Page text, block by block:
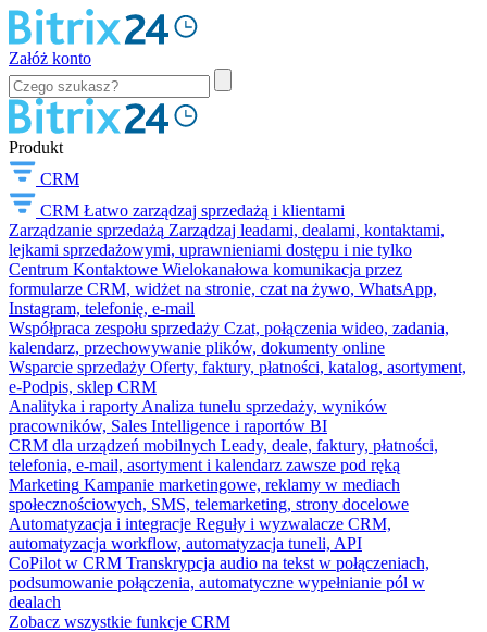
Załóż konto
Produkt
CRM
CRM Łatwo zarządzaj sprzedażą i klientami
Zarządzanie sprzedażą Zarządzaj leadami, dealami, kontaktami,
lejkami sprzedażowymi, uprawnieniami dostępu i nie tylko
Centrum Kontaktowe Wielokanałowa komunikacja przez
formularze CRM, widżet na stronie, czat na żywo, WhatsApp,
Instagram, telefonię, e-mail
Współpraca zespołu sprzedaży Czat, połączenia wideo, zadania,
kalendarz, przechowywanie plików, dokumenty online
Wsparcie sprzedaży Oferty, faktury, płatności, katalog, asortyment,
e-Podpis, sklep CRM
Analityka i raporty Analiza tunelu sprzedaży, wyników
pracowników, Sales Intelligence i raportów BI
CRM dla urządzeń mobilnych Leady, deale, faktury, płatności,
telefonia, e-mail, asortyment i kalendarz zawsze pod ręką
Marketing Kampanie marketingowe, reklamy w mediach
społecznościowych, SMS, telemarketing, strony docelowe
Automatyzacja i integracje Reguły i wyzwalacze CRM,
automatyzacja workflow, automatyzacja tuneli, API
CoPilot w CRM Transkrypcja audio na tekst w połączeniach,
podsumowanie połączenia, automatyczne wypełnianie pól w
dealach
Zobacz wszystkie funkcje CRM